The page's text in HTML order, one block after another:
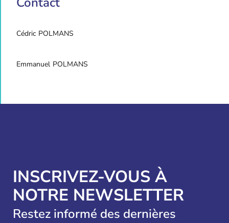
Cédric POLMANS
Emmanuel POLMANS
INSCRIVEZ-VOUS À
NOTRE NEWSLETTER
Restez informé des dernières